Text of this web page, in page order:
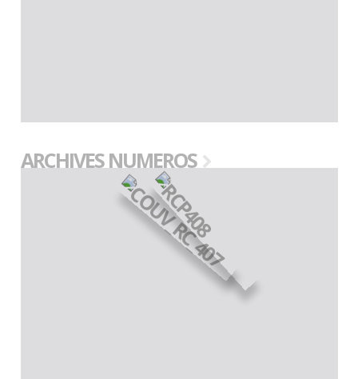
ARCHIVES NUMEROS